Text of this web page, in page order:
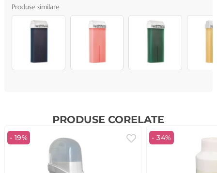
Produse similare
PRODUSE CORELATE
- 19% - 34%